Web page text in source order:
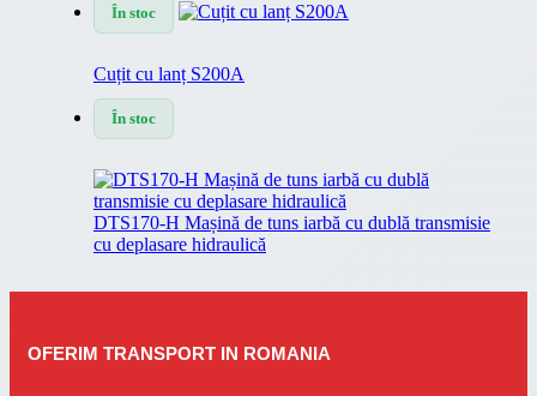
În stoc
Cuțit cu lanț S200A
În stoc
DTS170-H Mașină de tuns iarbă cu dublă transmisie
cu deplasare hidraulică
OFERIM TRANSPORT IN ROMANIA